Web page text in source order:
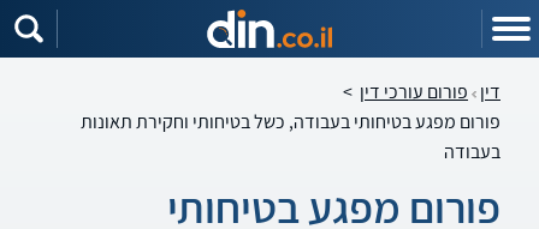
דין פורום עורכי דין >
פורום מפגע בטיחותי בעבודה, כשל בטיחותי וחקירת תאונות
בעבודה
פורום מפגע בטיחותי